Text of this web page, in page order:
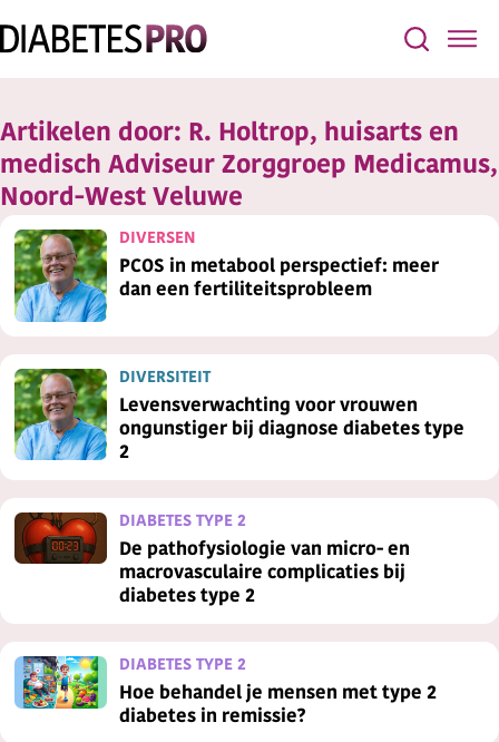
Artikelen door: R. Holtrop, huisarts en
medisch Adviseur Zorggroep Medicamus,
Noord-West Veluwe
PCOS in metabool perspectief: meer
dan een fertiliteitsprobleem
DIVERSEN
Levensverwachting voor vrouwen
ongunstiger bij diagnose diabetes type
2
DIVERSITEIT
De pathofysiologie van micro- en
macrovasculaire complicaties bij
diabetes type 2
DIABETES TYPE 2
Hoe behandel je mensen met type 2
diabetes in remissie?
DIABETES TYPE 2